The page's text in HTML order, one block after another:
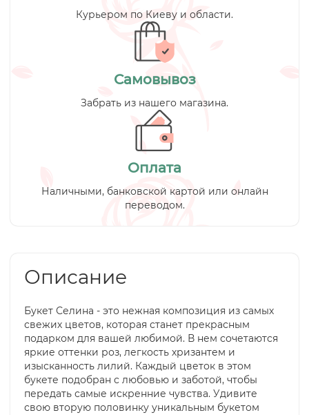
Курьером по Киеву и области.
Самовывоз
Забрать из нашего магазина.
Оплата
Наличными, банковской картой или онлайн
переводом.
Описание
Букет Селина - это нежная композиция из самых
свежих цветов, которая станет прекрасным
подарком для вашей любимой. В нем сочетаются
яркие оттенки роз, легкость хризантем и
изысканность лилий. Каждый цветок в этом
букете подобран с любовью и заботой, чтобы
передать самые искренние чувства. Удивите
свою вторую половинку уникальным букетом